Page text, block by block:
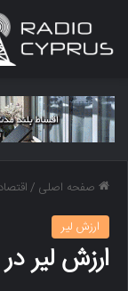
صفحه اصلی /
ارزش لیر
ارزش لیر